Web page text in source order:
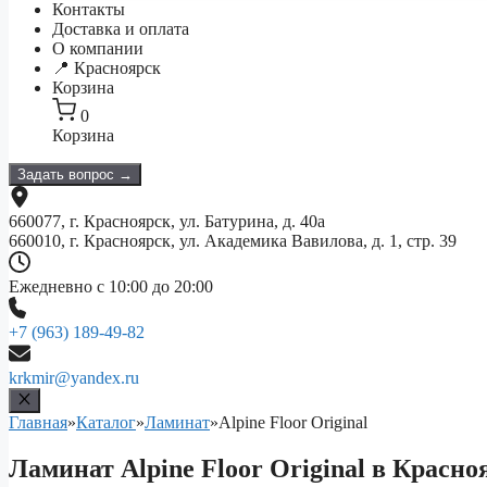
Контакты
Доставка и оплата
О компании
📍 Красноярск
Корзина
0
Корзина
Задать вопрос →
660077, г. Красноярск, ул. Батурина, д. 40а
660010, г. Красноярск, ул. Академика Вавилова, д. 1, стр. 39
Ежедневно с 10:00 до 20:00
+7 (963) 189-49-82
krkmir@yandex.ru
Главная»Каталог»Ламинат»Alpine Floor Original
Ламинат Alpine Floor Original в